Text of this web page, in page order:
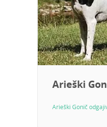
Arieški
Arieški Gonič